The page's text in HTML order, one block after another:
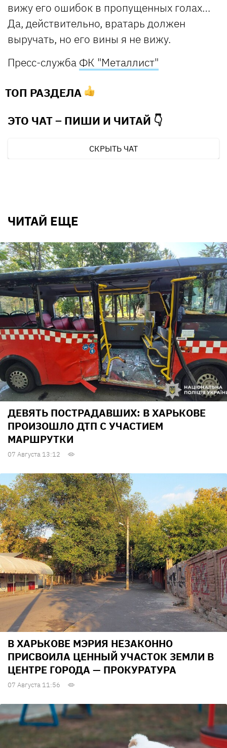
вижу его ошибок в пропущенных голах…
Да, действительно, вратарь должен
выручать, но его вины я не вижу.
Пресс-служба ФК "Металлист"
ТОП РАЗДЕЛА
ЭТО ЧАТ – ПИШИ И ЧИТАЙ 👇
СКРЫТЬ ЧАТ
ЧИТАЙ ЕЩЕ
ДЕВЯТЬ ПОСТРАДАВШИХ: В ХАРЬКОВЕ
ПРОИЗОШЛО ДТП С УЧАСТИЕМ
МАРШРУТКИ
07 Августа 13:12
В ХАРЬКОВЕ МЭРИЯ НЕЗАКОННО
ПРИСВОИЛА ЦЕННЫЙ УЧАСТОК ЗЕМЛИ В
ЦЕНТРЕ ГОРОДА — ПРОКУРАТУРА
07 Августа 11:56